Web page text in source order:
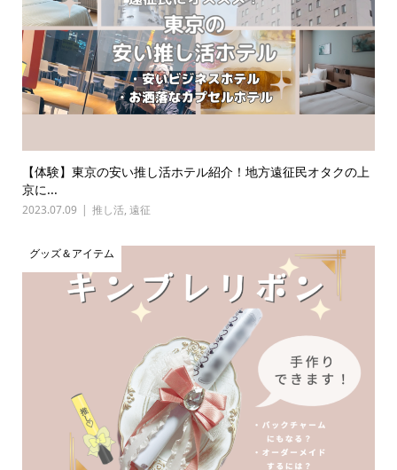
【体験】東京の安い推し活ホテル紹介！地方遠征民オタクの上
京に...
2023.07.09 推し活, 遠征
グッズ＆アイテム